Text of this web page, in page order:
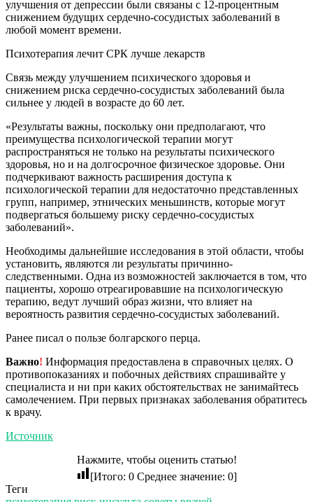
улучшения от депрессии были связаны с 12-процентным
снижением будущих сердечно-сосудистых заболеваний в
любой момент времени.
Психотерапия лечит СРК лучше лекарств
Связь между улучшением психического здоровья и
снижением риска сердечно-сосудистых заболеваний была
сильнее у людей в возрасте до 60 лет.
«Результаты важны, поскольку они предполагают, что
преимущества психологической терапии могут
распространяться не только на результаты психического
здоровья, но и на долгосрочное физическое здоровье. Они
подчеркивают важность расширения доступа к
психологической терапии для недостаточно представленных
групп, например, этнических меньшинств, которые могут
подвергаться большему риску сердечно-сосудистых
заболеваний».
Необходимы дальнейшие исследования в этой области, чтобы
установить, являются ли результаты причинно-
следственными. Одна из возможностей заключается в том, что
пациенты, хорошо отреагировавшие на психологическую
терапию, ведут лучший образ жизни, что влияет на
вероятность развития сердечно-сосудистых заболеваний.
Ранее писал о пользе болгарского перца.
Важно! Информация предоставлена в справочных целях. О
противопоказаниях и побочных действиях спрашивайте у
специалиста и ни при каких обстоятельствах не занимайтесь
самолечением. При первых признаках заболевания обратитесь
к врачу.
Источник
Нажмите, чтобы оценить статью!
[Итого: 0 Среднее значение: 0]
Теги